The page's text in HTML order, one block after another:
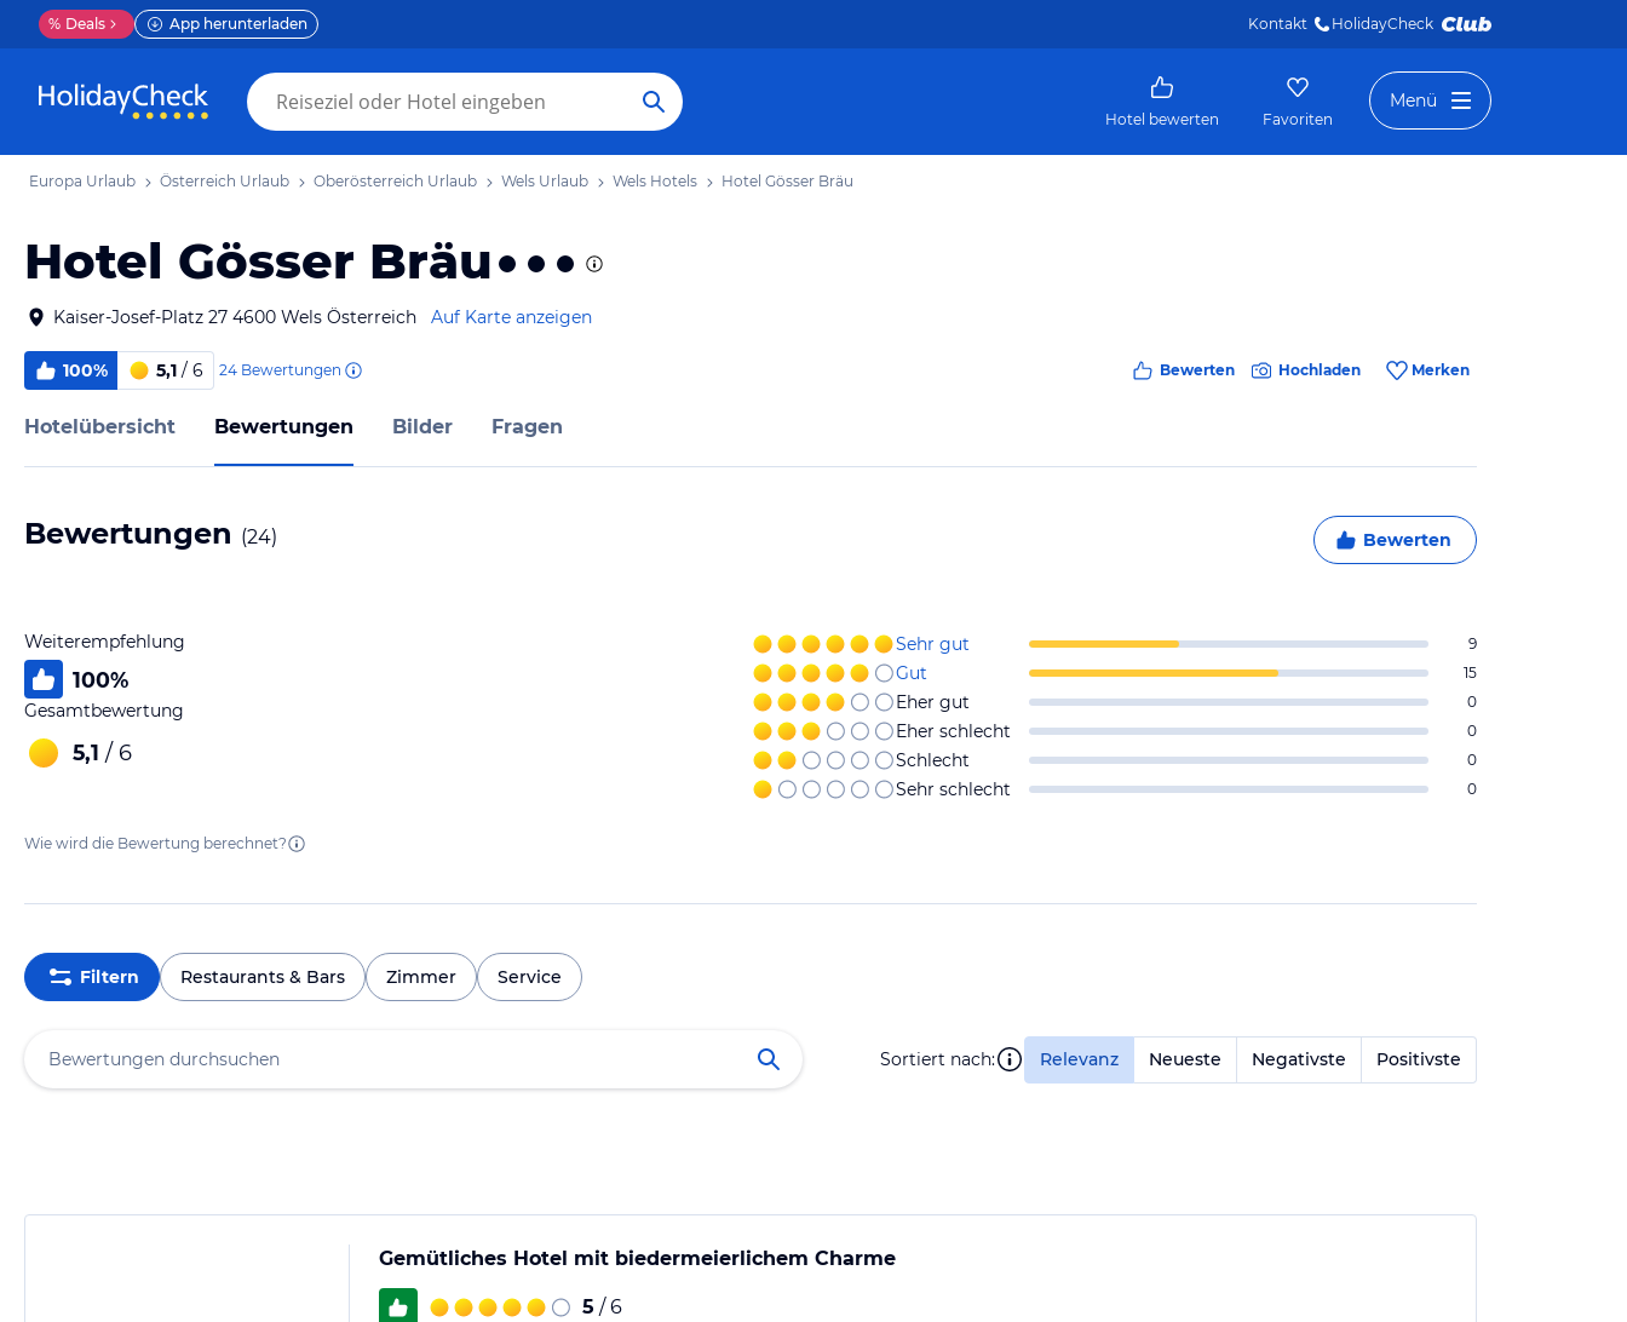
% Deals App herunterladen Kontakt HolidayCheck
Hotel bewerten Favoriten
Menü
Europa Urlaub Österreich Urlaub Oberösterreich Urlaub Wels Urlaub Wels Hotels Hotel Gösser Bräu
Hotel Gösser Bräu
Kaiser-Josef-Platz 27 4600 Wels Österreich Auf Karte anzeigen
100% 5,1 / 6 24 Bewertungen Bewerten Hochladen Merken
Hotelübersicht Bewertungen Bilder Fragen
Bewertungen (24) Bewerten
Weiterempfehlung
100%
Gesamtbewertung
5,1 / 6
Sehr gut 9
Gut 15
Eher gut 0
Eher schlecht 0
Schlecht 0
Sehr schlecht 0
Wie wird die Bewertung berechnet?
Filtern Restaurants & Bars Zimmer Service
Sortiert nach: Relevanz Neueste Negativste Positivste
Gemütliches Hotel mit biedermeierlichem Charme
5 / 6